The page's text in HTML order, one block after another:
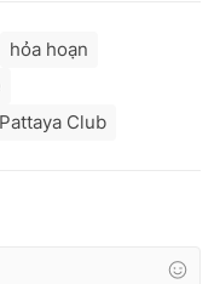
hỏa hoạn
Pattaya Club